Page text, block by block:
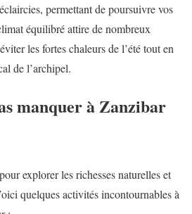
permettant de poursuivre vos
équilibré attire de nombreux
les fortes chaleurs de l’été tout en
de l’archipel.
manquer à Zanzibar
explorer les richesses naturelles et
quelques activités incontournables à